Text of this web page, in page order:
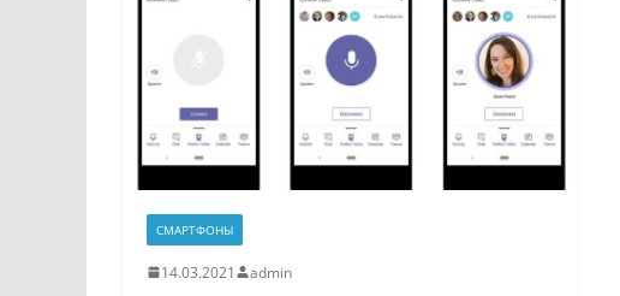
СМАРТФОНЫ
14.03.2021 admin